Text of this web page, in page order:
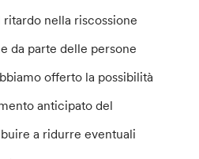
nella riscossione
da parte delle persone
offerto la possibilità
anticipato del
a ridurre eventuali